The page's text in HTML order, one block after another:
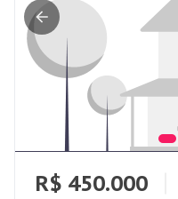
R$ 450.000